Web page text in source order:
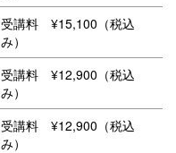
受講料 ¥15,100（税込
み）
受講料 ¥12,900（税込
み）
受講料 ¥12,900（税込
み）